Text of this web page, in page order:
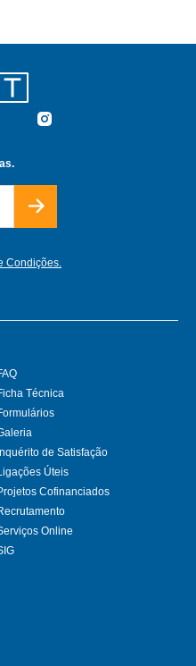
Instagram
Condições.
Técnica
Inquérito de Satisfação
Úteis
Cofinanciados
Online